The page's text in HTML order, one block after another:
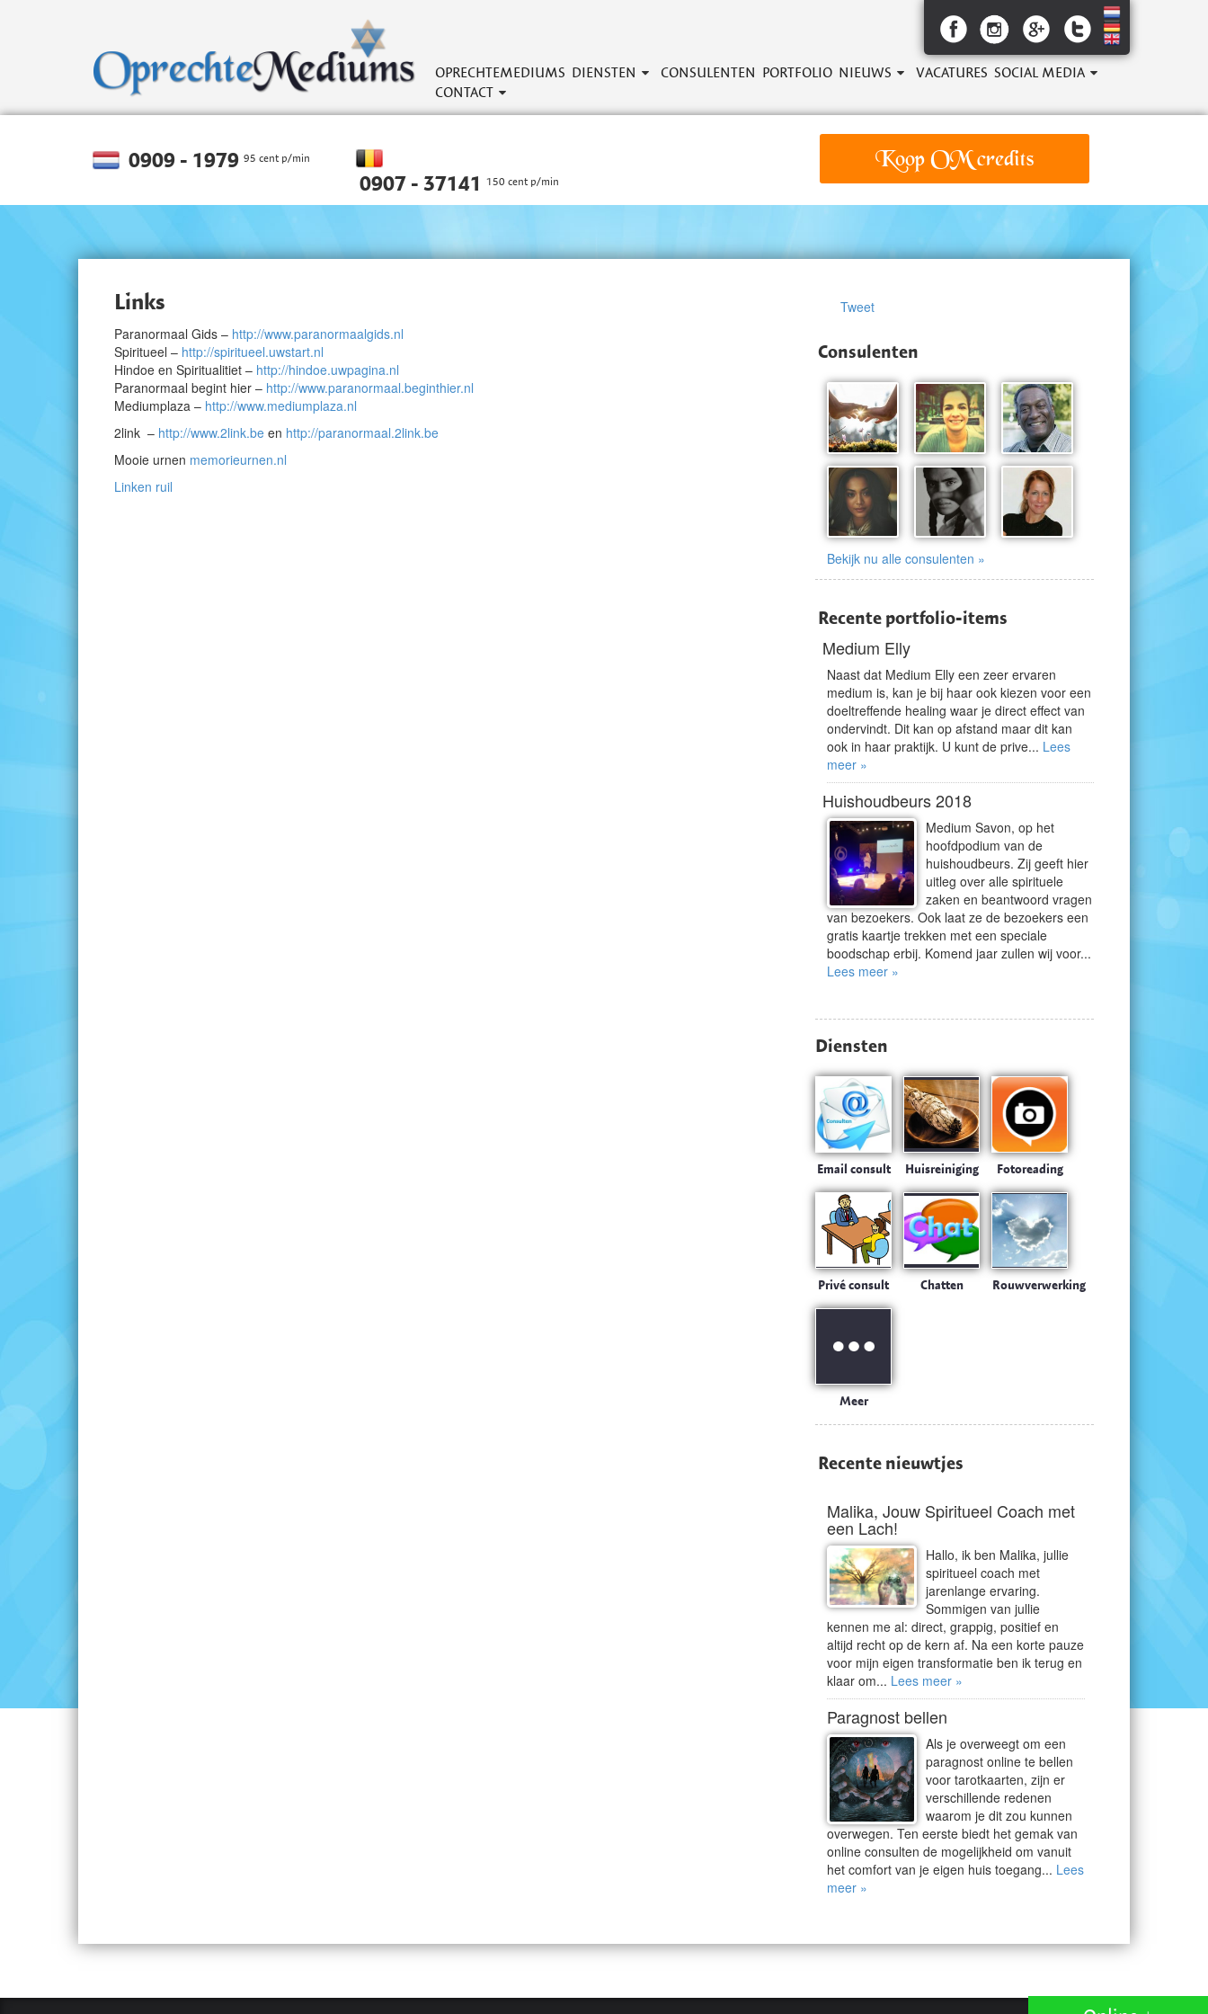
OPRECHTEMEDIUMS DIENSTEN CONSULENTEN PORTFOLIO NIEUWS VACATURES SOCIAL MEDIA
CONTACT
0909 - 1979 95 cent p/min
0907 - 37141 150 cent p/min
Koop OM credits
Links
Paranormaal Gids – http://www.paranormaalgids.nl
Spiritueel – http://spiritueel.uwstart.nl
Hindoe en Spiritualitiet – http://hindoe.uwpagina.nl
Paranormaal begint hier – http://www.paranormaal.beginthier.nl
Mediumplaza – http://www.mediumplaza.nl
2link – http://www.2link.be en http://paranormaal.2link.be
Mooie urnen memorieurnen.nl
Linken ruil
Tweet
Consulenten
Bekijk nu alle consulenten »
Recente portfolio-items
Medium Elly
Naast dat Medium Elly een zeer ervaren
medium is, kan je bij haar ook kiezen voor een
doeltreffende healing waar je direct effect van
ondervindt. Dit kan op afstand maar dit kan
ook in haar praktijk. U kunt de prive... Lees
meer »
Huishoudbeurs 2018
Medium Savon, op het
hoofdpodium van de
huishoudbeurs. Zij geeft hier
uitleg over alle spirituele
zaken en beantwoord vragen
van bezoekers. Ook laat ze de bezoekers een
gratis kaartje trekken met een speciale
boodschap erbij. Komend jaar zullen wij voor...
Lees meer »
Diensten
Email consult Huisreiniging Fotoreading
Privé consult Chatten Rouwverwerking
Meer
Recente nieuwtjes
Malika, Jouw Spiritueel Coach met
een Lach!
Hallo, ik ben Malika, jullie
spiritueel coach met
jarenlange ervaring.
Sommigen van jullie
kennen me al: direct, grappig, positief en
altijd recht op de kern af. Na een korte pauze
voor mijn eigen transformatie ben ik terug en
klaar om... Lees meer »
Paragnost bellen
Als je overweegt om een
paragnost online te bellen
voor tarotkaarten, zijn er
verschillende redenen
waarom je dit zou kunnen
overwegen. Ten eerste biedt het gemak van
online consulten de mogelijkheid om vanuit
het comfort van je eigen huis toegang... Lees
meer »